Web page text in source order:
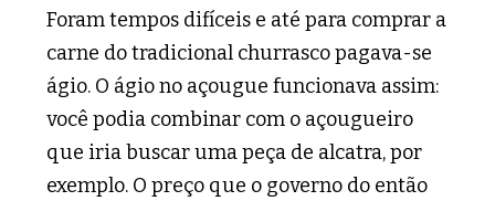
Foram tempos difíceis e até para comprar a
carne do tradicional churrasco pagava-se
ágio. O ágio no açougue funcionava assim:
você podia combinar com o açougueiro
que iria buscar uma peça de alcatra, por
exemplo. O preço que o governo do então